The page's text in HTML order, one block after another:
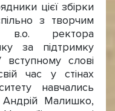
цієї збірки
з творчим
в.о. ректора
за підтримку
вступному слові
час у стінах
навчались
Андрій Малишко,